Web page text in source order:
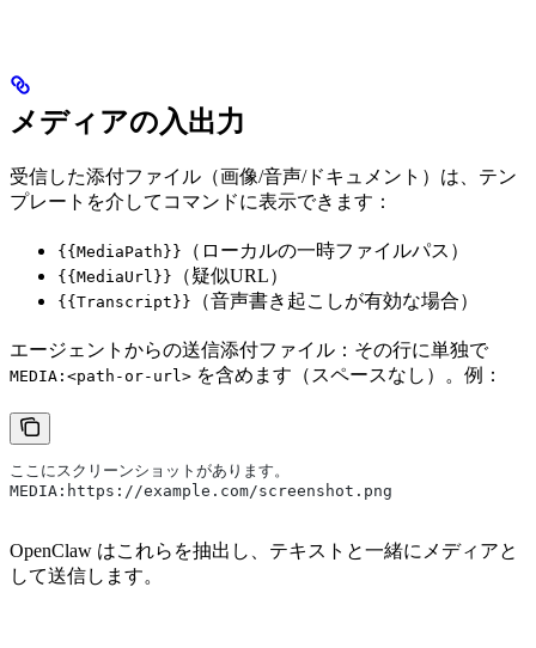
メディアの入出力
受信した添付ファイル（画像/音声/ドキュメント）は、テン
プレートを介してコマンドに表示できます：
{{MediaPath}} （ローカルの一時ファイルパス）
{{MediaUrl}} （疑似URL）
{{Transcript}} （音声書き起こしが有効な場合）
エージェントからの送信添付ファイル：その行に単独で
MEDIA:<path-or-url> を含めます（スペースなし）。例：
ここにスクリーンショットがあります。
MEDIA:https://example.com/screenshot.png
OpenClaw はこれらを抽出し、テキストと一緒にメディアと
して送信します。